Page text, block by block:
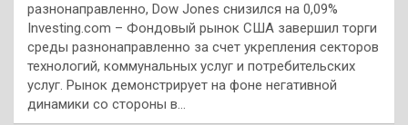
разнонаправленно, Dow Jones снизился на 0,09%
Investing.com – Фондовый рынок США завершил торги
среды разнонаправленно за счет укрепления секторов
технологий, коммунальных услуг и потребительских
услуг. Рынок демонстрирует на фоне негативной
динамики со стороны в…